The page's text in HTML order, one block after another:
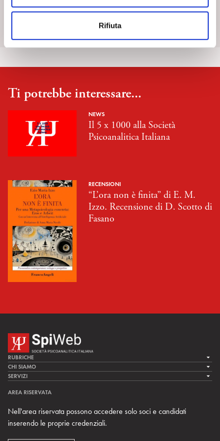
Rifiuta
SpiPedia è l’enciclopedia aperta della psicoanalisi che si
arricchisce nel tempo di nuove voci e di costanti contributi.
Scopri di più
Ti potrebbe interessare...
NEWS
Il 5 x 1000 alla Società
Psicoanalitica Italiana
RECENSIONI
“L’ora non è finita” di E. M.
Izzo. Recensione di D. Scotto di
Fasano
RUBRICHE
LA CURA
LA RICERCA
MULTIMEDIA
CHI SIAMO
LA SPI
TEAM DI SPIWEB
CONTATTI
RIVISTE
SERVIZI
ARCHIVIO STORICO
AREA RISERVATA
Nell'area riservata possono accedere solo soci e candidati
inserendo le proprie credenziali.